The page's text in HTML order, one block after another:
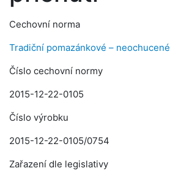
Cechovní norma
Tradiční pomazánkové – neochucené
Číslo cechovní normy
2015-12-22-0105
Číslo výrobku
2015-12-22-0105/0754
Zařazení dle legislativy